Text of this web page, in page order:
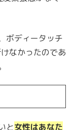
ボディータッチ
なかったのであ
と女性はあなた